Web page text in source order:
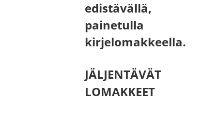
edistävällä,
painetulla
kirjelomakkeella.
JÄLJENTÄVÄT
LOMAKKEET